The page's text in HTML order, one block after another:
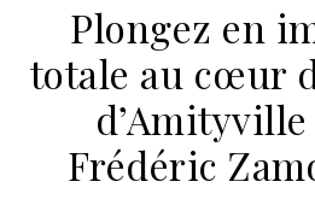
Plongez en
totale au cœur
Frédéric